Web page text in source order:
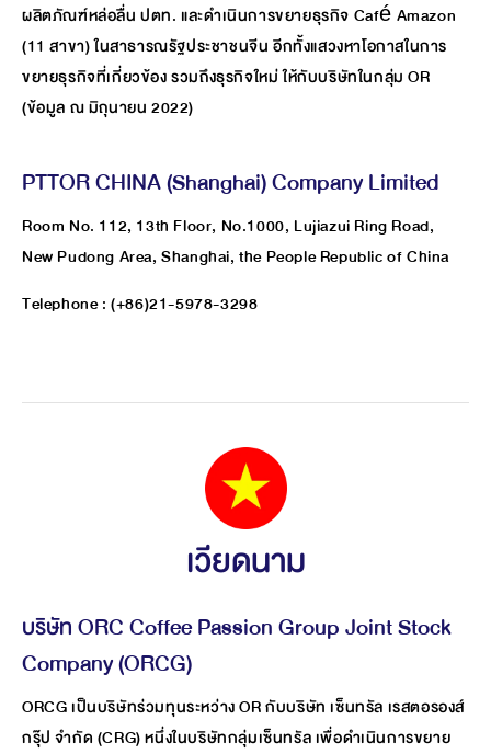
ผลิตภัณฑ์หล่อลื่น ปตท. และดำเนินการขยายธุรกิจ Café Amazon
(11 สาขา) ในสาธารณรัฐประชาชนจีน อีกทั้งแสวงหาโอกาสในการ
ขยายธุรกิจที่เกี่ยวข้อง รวมถึงธุรกิจใหม่ ให้กับบริษัทในกลุ่ม OR
(ข้อมูล ณ มิถุนายน 2022)
PTTOR CHINA (Shanghai) Company Limited
Room No. 112, 13th Floor, No.1000, Lujiazui Ring Road,
New Pudong Area, Shanghai, the People Republic of China
Telephone : (+86)21-5978-3298
เวียดนาม
บริษัท ORC Coffee Passion Group Joint Stock
Company (ORCG)
ORCG เป็นบริษัทร่วมทุนระหว่าง OR กับบริษัท เซ็นทรัล เรสตอรองส์
กรุ๊ป จำกัด (CRG) หนึ่งในบริษัทกลุ่มเซ็นทรัล เพื่อดำเนินการขยาย